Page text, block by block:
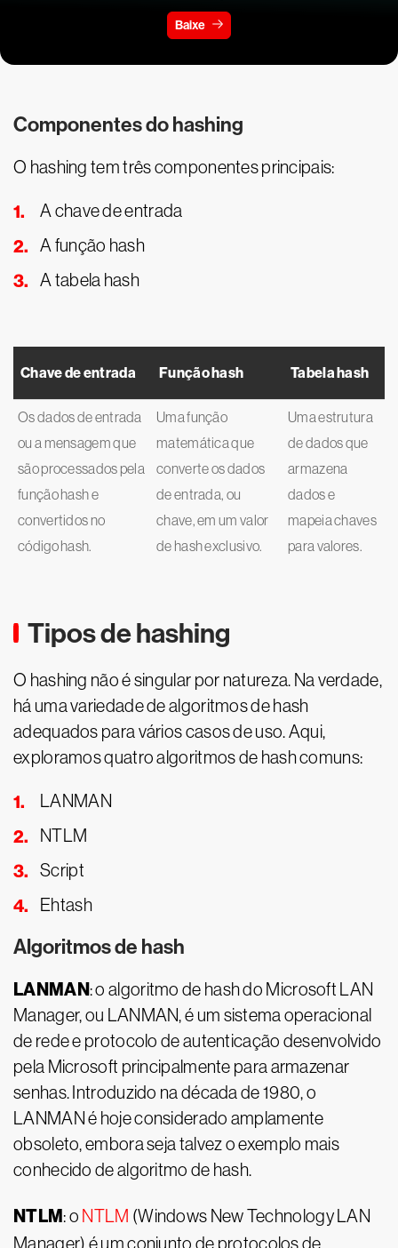
Baixe
Componentes do hashing
O hashing tem três componentes principais:
A chave de entrada
A função hash
A tabela hash
Chave de entrada Função hash Tabela hash
Os dados de entrada
ou a mensagem que
são processados pela
função hash e
convertidos no
código hash.
Uma função
matemática que
converte os dados
de entrada, ou
chave, em um valor
de hash exclusivo.
Uma estrutura
de dados que
armazena
dados e
mapeia chaves
para valores.
Tipos de hashing
O hashing não é singular por natureza. Na verdade,
há uma variedade de algoritmos de hash
adequados para vários casos de uso. Aqui,
exploramos quatro algoritmos de hash comuns:
LANMAN
NTLM
Script
Ehtash
Algoritmos de hash
LANMAN: o algoritmo de hash do Microsoft LAN
Manager, ou LANMAN, é um sistema operacional
de rede e protocolo de autenticação desenvolvido
pela Microsoft principalmente para armazenar
senhas. Introduzido na década de 1980, o
LANMAN é hoje considerado amplamente
obsoleto, embora seja talvez o exemplo mais
conhecido de algoritmo de hash.
NTLM: o NTLM (Windows New Technology LAN
Manager) é um conjunto de protocolos de